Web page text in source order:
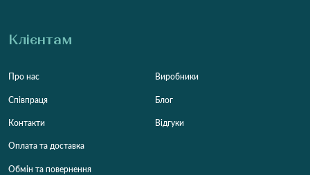
Клієнтам
Про нас
Співпраця
Контакти
Оплата та доставка
Обмін та повернення
Виробники
Блог
Відгуки